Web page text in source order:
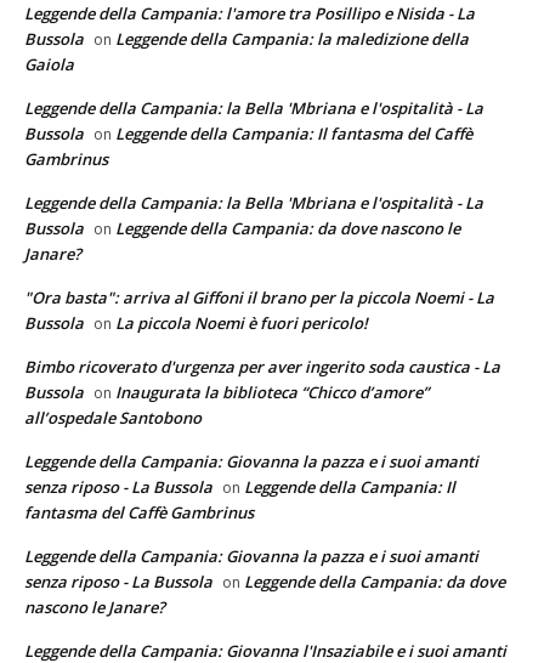
Leggende della Campania: l'amore tra Posillipo e Nisida - La
Bussola on Leggende della Campania: la maledizione della
Gaiola
Leggende della Campania: la Bella 'Mbriana e l'ospitalità - La
Bussola on Leggende della Campania: Il fantasma del Caffè
Gambrinus
Leggende della Campania: la Bella 'Mbriana e l'ospitalità - La
Bussola on Leggende della Campania: da dove nascono le
Janare?
"Ora basta": arriva al Giffoni il brano per la piccola Noemi - La
Bussola on La piccola Noemi è fuori pericolo!
Bimbo ricoverato d'urgenza per aver ingerito soda caustica - La
Bussola on Inaugurata la biblioteca “Chicco d’amore”
all’ospedale Santobono
Leggende della Campania: Giovanna la pazza e i suoi amanti
senza riposo - La Bussola on Leggende della Campania: Il
fantasma del Caffè Gambrinus
Leggende della Campania: Giovanna la pazza e i suoi amanti
senza riposo - La Bussola on Leggende della Campania: da dove
nascono le Janare?
Leggende della Campania: Giovanna l'Insaziabile e i suoi amanti